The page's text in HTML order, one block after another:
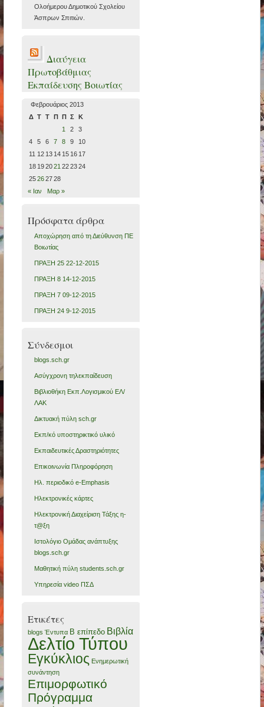
Ολοήμερου Δημοτικού Σχολείου
Άσπρων Σπιτιών.
Διαύγεια
Πρωτοβάθμιας
Εκπαίδευσης Βοιωτίας
Φεβρουάριος 2013
Δ Τ Τ Π Π Σ
Κ
1
2
3
4
5 6 7 8 9
10
11 12 13 14 15 16 17
18 192021 222324
25262728
« Ιαν
Μαρ »
Πρόσφατα άρθρα
Αποχώρηση από τη Διεύθυνση ΠΕ
Βοιωτίας
ΠΡΑΞΗ 25 22-12-2015
ΠΡΑΞΗ 8 14-12-2015
ΠΡΑΞΗ 7 09-12-2015
ΠΡΑΞΗ 24 9-12-2015
Σύνδεσμοι
blogs.sch.gr
Ασύγχρονη τηλεκπαίδευση
Βιβλιοθήκη Εκπ.Λογισμικού ΕΛ/
ΛΑΚ
Δικτυακή πύλη sch.gr
Εκπ/κό υποστηρικτικό υλικό
Εκπαιδευτικές Δραστηριότητες
Επικοινωνία Πληροφόρηση
Ηλ. περιοδικό e-Emphasis
Ηλεκτρονικές κάρτες
Ηλεκτρονική Διαχείριση Τάξης η-
τ@ξη
Ιστολόγιο Ομάδας ανάπτυξης
blogs.sch.gr
Μαθητική πύλη students.sch.gr
Υπηρεσία video ΠΣΔ
Ετικέτες
blogs Έντυπα Β επίπεδο Βιβλία
Δελτίο Τύπου
Εγκύκλιος Ενημερωτική
συνάντηση
Επιμορφωτικό
Πρόγραμμα